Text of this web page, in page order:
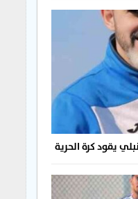
يقود كرة الحرية